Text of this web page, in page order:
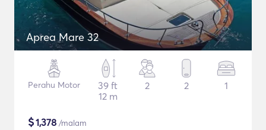
Aprea Mare 32
Perahu Motor
39 ft
12 m
2 2 1
$1,378 /malam